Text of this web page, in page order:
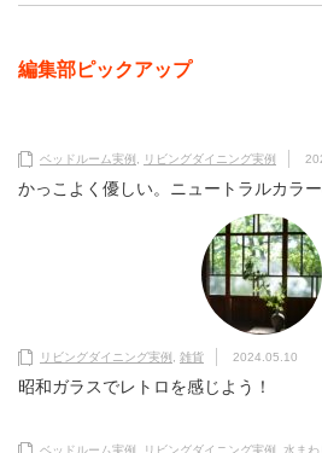
編集部ピックアップ
ベッドルーム実例 リビングダイニング実例
かっこよく優しい。ニュートラルカラ
リビングダイニング実例 雑貨 2024.05.10
昭和ガラスでレトロを感じよう！
ベッドルーム実例 リビングダイニング実例 水まわ